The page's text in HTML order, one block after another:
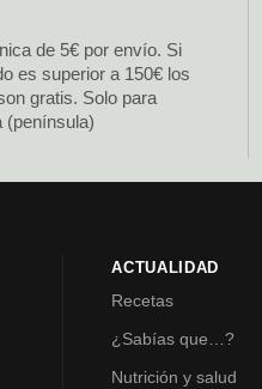
de 5€ por envío. Si
es superior a 150€ los
gratis. Solo para
(península)
ACTUALIDAD
Recetas
¿Sabías que…?
Nutrición y salud